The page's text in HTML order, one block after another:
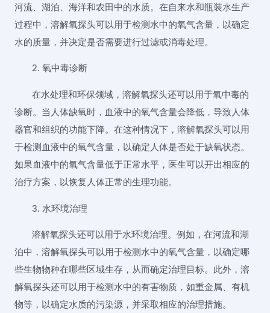
河流、湖泊、海洋和农田中的水质。在自来水和瓶装水生产
过程中，溶解氧探头可以用于检测水中的氧气含量，以确定
水的质量，并决定是否需要进行过滤或消毒处理。
2. 氧中毒诊断
在水处理和环保领域，溶解氧探头还可以用于氧中毒的
诊断。当人体缺氧时，血液中的氧气含量会降低，导致人体
器官和组织的功能下降。在这种情况下，溶解氧探头可以用
于检测血液中的氧气含量，以确定人体是否处于缺氧状态。
如果血液中的氧气含量低于正常水平，医生可以开出相应的
治疗方案，以恢复人体正常的生理功能。
3. 水环境治理
溶解氧探头还可以用于水环境治理。例如，在河流和湖
泊中，溶解氧探头可以用于检测水中的氧气含量，以确定哪
些生物物种在哪些区域生存，从而确定治理目标。此外，溶
解氧探头还可以用于检测水中的有害物质，如重金属、有机
物等，以确定水质的污染源，并采取相应的治理措施。